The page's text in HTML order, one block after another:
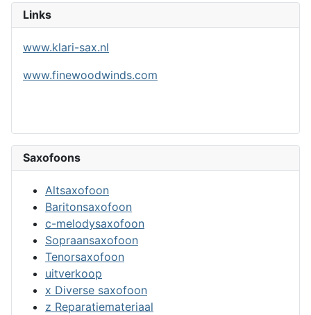
Links
www.klari-sax.nl
www.finewoodwinds.com
Saxofoons
Altsaxofoon
Baritonsaxofoon
c-melodysaxofoon
Sopraansaxofoon
Tenorsaxofoon
uitverkoop
x Diverse saxofoon
z Reparatiemateriaal